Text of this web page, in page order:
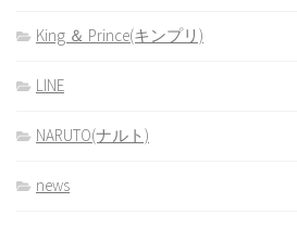
King ＆ Prince(キンプリ)
LINE
NARUTO(ナルト)
news